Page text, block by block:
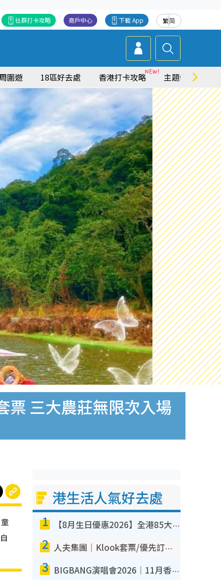
繁简
下載 App
商戶中心
社群打卡攻略
圍遊 18區好去處 香港打卡攻略 主題特集
票 三大農莊無限次入場
港生活人氣好去處
1 【8月生日優惠2026】全港85大食買玩著數攻略 自助餐/火鍋放題同行免費＋誠品/DONKI送現金券
2 人夫集團｜Klook套票/優先訂票/公開發售搶飛攻略！附票價.購票連結.場地座位表
3 BIGBANG演唱會2026｜11月香港啟德開3場！實名制VIP申請、優先購票攻略